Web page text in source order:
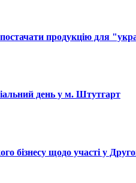
продукцію для
день у м. Штутгарт
бізнесу щодо участі у